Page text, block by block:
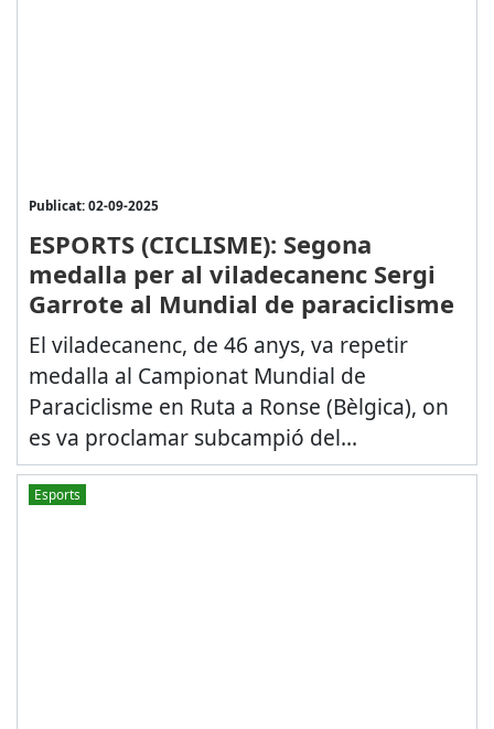
Publicat: 02-09-2025
ESPORTS (CICLISME): Segona
medalla per al viladecanenc Sergi
Garrote al Mundial de paraciclisme
El viladecanenc, de 46 anys, va repetir
medalla al Campionat Mundial de
Paraciclisme en Ruta a Ronse (Bèlgica), on
es va proclamar subcampió del...
Esports